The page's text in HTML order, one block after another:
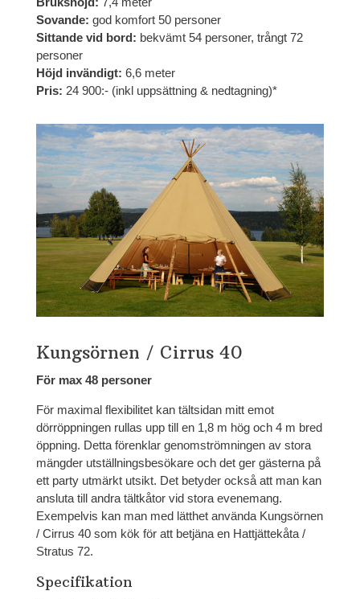
Sovande: god komfort 50 personer
Sittande vid bord: bekvämt 54 personer, trångt 72
personer
Höjd invändigt: 6,6 meter
Pris: 24 900:- (inkl uppsättning & nedtagning)*
Kungsörnen / Cirrus 40
För max 48 personer
För maximal flexibilitet kan tältsidan mitt emot
dörröppningen rullas upp till en 1,8 m hög och 4 m bred
öppning. Detta förenklar genomströmningen av stora
mängder utställningsbesökare och det ger gästerna på
ett party utmärkt utsikt. Det betyder också att man kan
ansluta till andra tältkåtor vid stora evenemang.
Exempelvis kan man med lätthet använda Kungsörnen
/ Cirrus 40 som kök för att betjäna en Hattjättekåta /
Stratus 72.
Specifikation